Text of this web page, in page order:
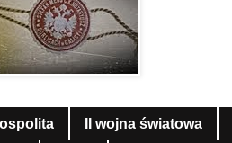
II wojna światowa